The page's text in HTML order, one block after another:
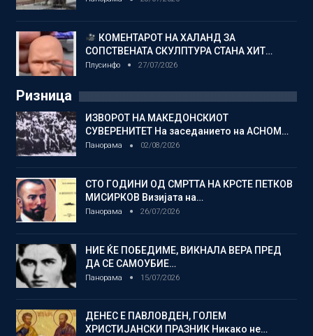
КОМЕНТАРОТ НА ХАЛАНД ЗА
СОПСТВЕНАТА СКУЛПТУРА СТАНА ХИТ…
Плусинфо 27/07/2026
Ризница
ИЗВОРОТ НА МАКЕДОНСКИОТ
СУВЕРЕНИТЕТ На заседанието на АСНОМ…
Панорама 02/08/2026
СТО ГОДИНИ ОД СМРТТА НА КРСТЕ ПЕТКОВ
МИСИРКОВ Визијата на…
Панорама 26/07/2026
НИЕ ЌЕ ПОБЕДИМЕ, ВИКНАЛА ВЕРА ПРЕД
ДА СЕ САМОУБИЕ…
Панорама 15/07/2026
ДЕНЕС Е ПАВЛОВДЕН, ГОЛЕМ
ХРИСТИЈАНСКИ ПРАЗНИК Никако не…